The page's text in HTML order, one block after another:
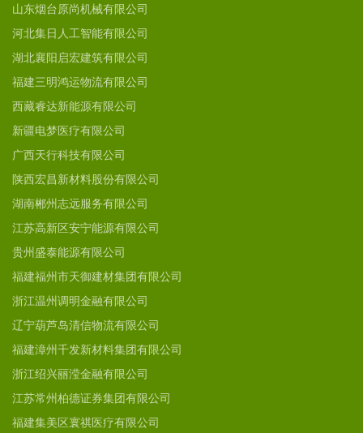
山东烟台原尚机械有限公司
河北集日人工智能有限公司
湖北襄阳启宏建筑有限公司
福建三明鸿运物流有限公司
西藏睿达新能源有限公司
新疆电梦医疗有限公司
广西天行科技有限公司
陕西宏昌新材料股份有限公司
湖南郴州志远服务有限公司
江苏高新区安宁能源有限公司
贵州盛泰能源有限公司
福建福州市天御建材集团有限公司
浙江温州调明金融有限公司
辽宁葫芦岛清信物流有限公司
福建漳州千发新材料集团有限公司
浙江绍兴丽滢金融有限公司
江苏常州柏德证券集团有限公司
福建集美区寰祺医疗有限公司